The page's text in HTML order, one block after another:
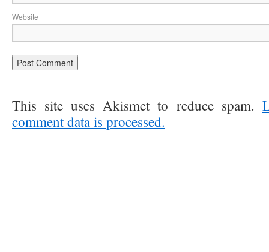
Website
This site uses Akismet to reduce spam.
comment data is processed.